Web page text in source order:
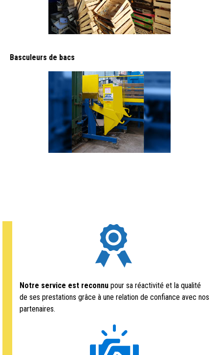
Basculeurs de bacs
Notre service est reconnu pour sa réactivité et la qualité
de ses prestations grâce à une relation de confiance avec nos
partenaires.